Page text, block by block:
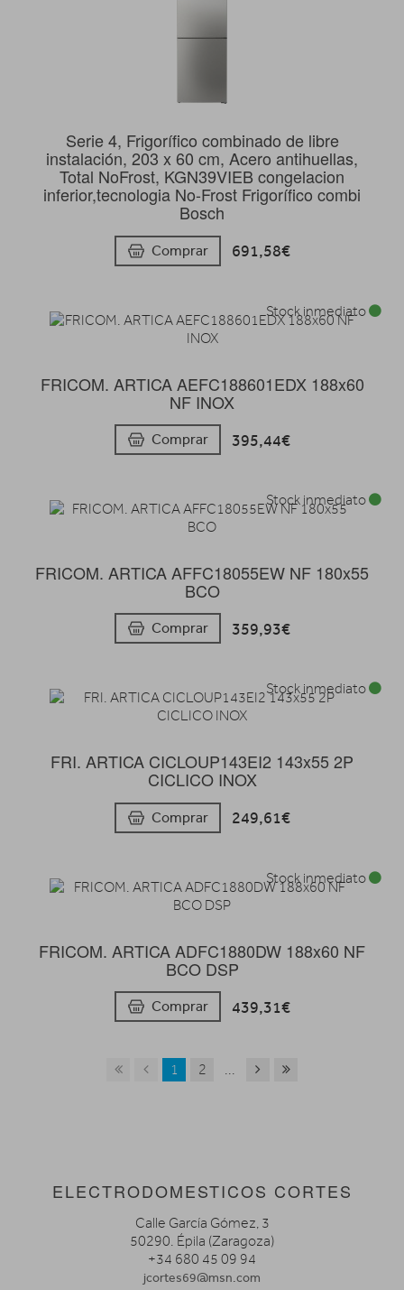
Serie 4, Frigorífico combinado de libre
instalación, 203 x 60 cm, Acero antihuellas,
Total NoFrost, KGN39VIEB congelacion
inferior,tecnologia No-Frost Frigorífico combi
Bosch
Comprar 691,58€
FRICOM. ARTICA AEFC188601EDX 188x60
NF INOX
Comprar 395,44€
Stock inmediato
FRICOM. ARTICA AFFC18055EW NF 180x55
BCO
Comprar 359,93€
Stock inmediato
FRI. ARTICA CICLOUP143EI2 143x55 2P
CICLICO INOX
Comprar 249,61€
Stock inmediato
FRICOM. ARTICA ADFC1880DW 188x60 NF
BCO DSP
Comprar 439,31€
Stock inmediato
1 2 ...
ELECTRODOMESTICOS CORTES
Calle García Gómez, 3
50290. Épila (Zaragoza)
+34 680 45 09 94
jcortes69@msn.com